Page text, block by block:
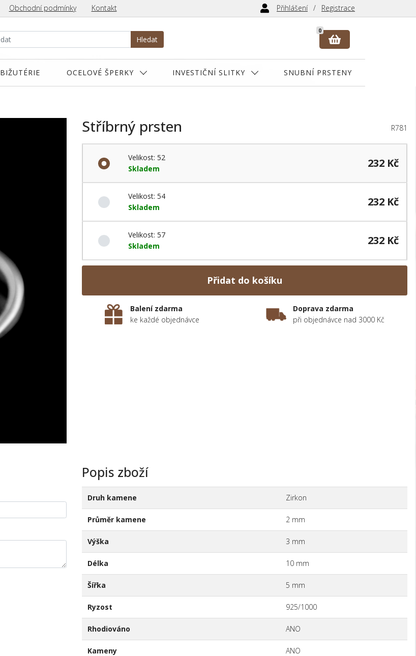
Obchodní podmínky Kontakt Přihlášení Registrace
Hledat
0
BIŽUTÉRIE OCELOVÉ ŠPERKY INVESTIČNÍ SLITKY SNUBNÍ PRSTENY
Stříbrný prsten R781
Velikost: 52
Skladem
232 Kč
Velikost: 54
Skladem
232 Kč
Velikost: 57
Skladem
232 Kč
Přidat do košíku
Balení zdarma
ke každé objednávce
Doprava zdarma
při objednávce nad 3000 Kč
Popis zboží
Druh kamene Zirkon
Průměr kamene 2 mm
Výška 3 mm
Délka 10 mm
Šířka 5 mm
Ryzost 925/1000
Rhodiováno ANO
Kameny ANO